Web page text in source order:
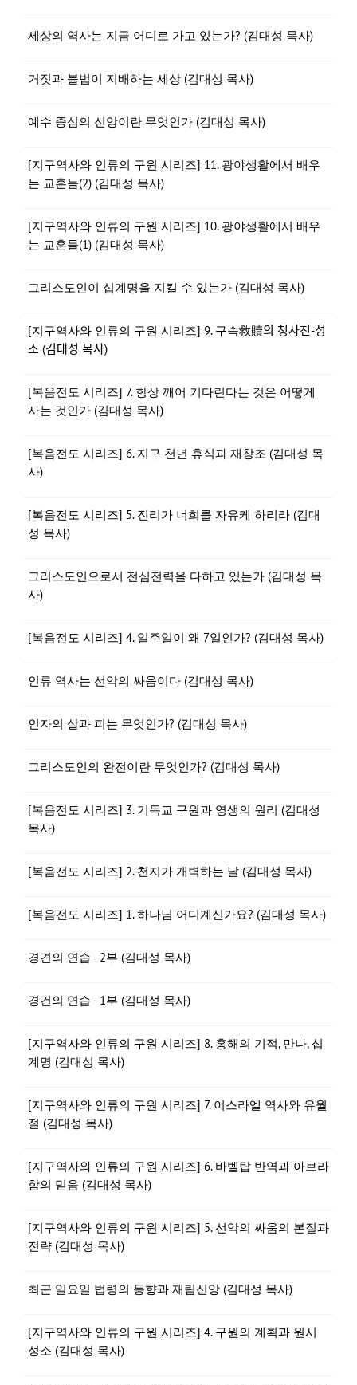
세상의 역사는 지금 어디로 가고 있는가? (김대성 목사)
거짓과 불법이 지배하는 세상 (김대성 목사)
예수 중심의 신앙이란 무엇인가 (김대성 목사)
[지구역사와 인류의 구원 시리즈] 11. 광야생활에서 배우
는 교훈들(2) (김대성 목사)
[지구역사와 인류의 구원 시리즈] 10. 광야생활에서 배우
는 교훈들(1) (김대성 목사)
그리스도인이 십계명을 지킬 수 있는가 (김대성 목사)
[지구역사와 인류의 구원 시리즈] 9. 구속救贖의 청사진-성
소 (김대성 목사)
[복음전도 시리즈] 7. 항상 깨어 기다린다는 것은 어떻게
사는 것인가 (김대성 목사)
[복음전도 시리즈] 6. 지구 천년 휴식과 재창조 (김대성 목
사)
[복음전도 시리즈] 5. 진리가 너희를 자유케 하리라 (김대
성 목사)
그리스도인으로서 전심전력을 다하고 있는가 (김대성 목
사)
[복음전도 시리즈] 4. 일주일이 왜 7일인가? (김대성 목사)
인류 역사는 선악의 싸움이다 (김대성 목사)
인자의 살과 피는 무엇인가? (김대성 목사)
그리스도인의 완전이란 무엇인가? (김대성 목사)
[복음전도 시리즈] 3. 기독교 구원과 영생의 원리 (김대성
목사)
[복음전도 시리즈] 2. 천지가 개벽하는 날 (김대성 목사)
[복음전도 시리즈] 1. 하나님 어디계신가요? (김대성 목사)
경견의 연습 - 2부 (김대성 목사)
경건의 연습 - 1부 (김대성 목사)
[지구역사와 인류의 구원 시리즈] 8. 홍해의 기적, 만나, 십
계명 (김대성 목사)
[지구역사와 인류의 구원 시리즈] 7. 이스라엘 역사와 유월
절 (김대성 목사)
[지구역사와 인류의 구원 시리즈] 6. 바벨탑 반역과 아브라
함의 믿음 (김대성 목사)
[지구역사와 인류의 구원 시리즈] 5. 선악의 싸움의 본질과
전략 (김대성 목사)
최근 일요일 법령의 동향과 재림신앙 (김대성 목사)
[지구역사와 인류의 구원 시리즈] 4. 구원의 계획과 원시
성소 (김대성 목사)